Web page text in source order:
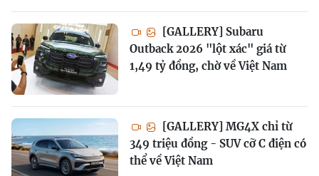
[GALLERY] Subaru
Outback 2026 "lột xác" giá từ
1,49 tỷ đồng, chờ về Việt Nam
[GALLERY] MG4X chỉ từ
349 triệu đồng - SUV cỡ C điện có
thể về Việt Nam